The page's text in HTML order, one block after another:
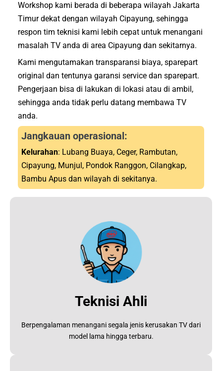
Workshop kami berada di beberapa wilayah Jakarta
Timur dekat dengan wilayah Cipayung, sehingga
respon tim teknisi kami lebih cepat untuk menangani
masalah TV anda di area Cipayung dan sekitarnya.
Kami mengutamakan transparansi biaya, sparepart
original dan tentunya garansi service dan sparepart.
Pengerjaan bisa di lakukan di lokasi atau di ambil,
sehingga anda tidak perlu datang membawa TV
anda.
Jangkauan operasional:
Kelurahan: Lubang Buaya, Ceger, Rambutan,
Cipayung, Munjul, Pondok Ranggon, Cilangkap,
Bambu Apus dan wilayah di sekitanya.
Teknisi Ahli
Berpengalaman menangani segala jenis kerusakan TV dari
model lama hingga terbaru.